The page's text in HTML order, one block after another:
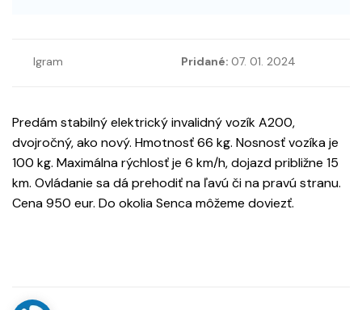
Igram Pridané: 07. 01. 2024
Predám stabilný elektrický invalidný vozík A200,
dvojročný, ako nový. Hmotnosť 66 kg. Nosnosť vozíka je
100 kg. Maximálna rýchlosť je 6 km/h, dojazd približne 15
km. Ovládanie sa dá prehodiť na ľavú či na pravú stranu.
Cena 950 eur. Do okolia Senca môžeme doviezť.